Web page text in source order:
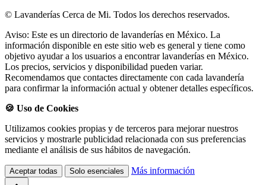
© Lavanderías Cerca de Mi. Todos los derechos reservados.
Aviso: Este es un directorio de lavanderías en México. La
información disponible en este sitio web es general y tiene como
objetivo ayudar a los usuarios a encontrar lavanderías en México.
Los precios, servicios y disponibilidad pueden variar.
Recomendamos que contactes directamente con cada lavandería
para confirmar la información actual y obtener detalles específicos.
🍪 Uso de Cookies
Utilizamos cookies propias y de terceros para mejorar nuestros
servicios y mostrarle publicidad relacionada con sus preferencias
mediante el análisis de sus hábitos de navegación.
Aceptar todas Solo esenciales Más información